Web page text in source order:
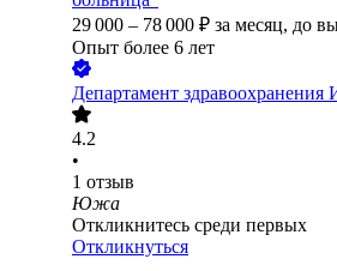
29 000 – 78 000 ₽ за месяц, до
Опыт более 6 лет
Департамент здравоохранения
4.2
•
1 отзыв
Южа
Откликнитесь среди первых
Откликнуться